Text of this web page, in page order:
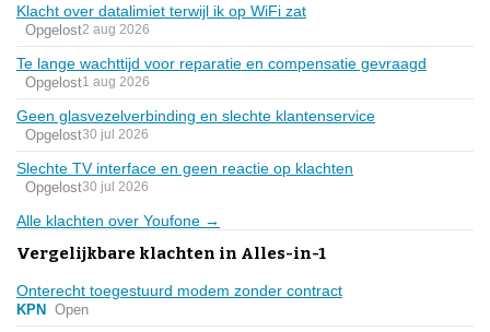
Klacht over datalimiet terwijl ik op WiFi zat
Opgelost2 aug 2026
Te lange wachttijd voor reparatie en compensatie gevraagd
Opgelost1 aug 2026
Geen glasvezelverbinding en slechte klantenservice
Opgelost30 jul 2026
Slechte TV interface en geen reactie op klachten
Opgelost30 jul 2026
Alle klachten over Youfone →
Vergelijkbare klachten in Alles-in-1
Onterecht toegestuurd modem zonder contract
KPN Open